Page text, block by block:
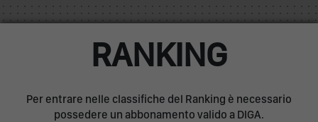
RANKING
Per entrare nelle classifiche del Ranking è necessario
possedere un abbonamento valido a DIGA.